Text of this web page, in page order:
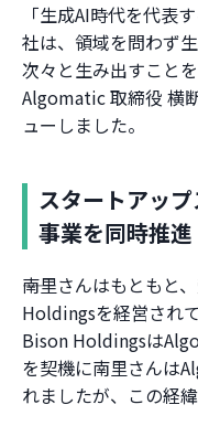
「生成AI時代を代表
社は、領域を問わず
次々と生み出すこと
Algomatic 取締役 横
ューしました。
スタートアッ
事業を同時推進
――南里さんはもとも
Holdingsを経営され
Bison Holdingsは
を契機に南里さんは
れましたが、この経